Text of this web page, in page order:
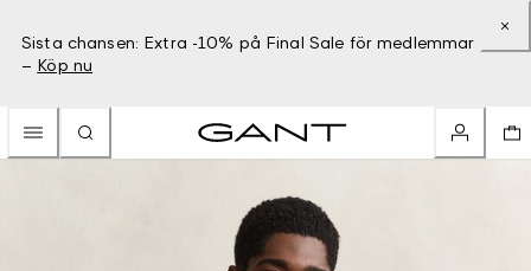
Sista chansen: Extra -10% på Final Sale för medlemmar
– Köp nu